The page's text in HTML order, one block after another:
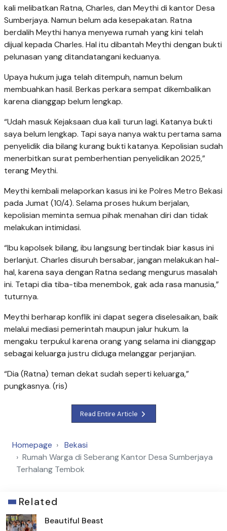
kali melibatkan Ratna, Charles, dan Meythi di kantor Desa
Sumberjaya. Namun belum ada kesepakatan. Ratna
berdalih Meythi hanya menyewa rumah yang kini telah
dijual kepada Charles. Hal itu dibantah Meythi dengan bukti
pelunasan yang ditandatangani keduanya.
Upaya hukum juga telah ditempuh, namun belum
membuahkan hasil. Berkas perkara sempat dikembalikan
karena dianggap belum lengkap.
“Udah masuk Kejaksaan dua kali turun lagi. Katanya bukti
saya belum lengkap. Tapi saya nanya waktu pertama sama
penyelidik dia bilang kurang bukti katanya. Kepolisian sudah
menerbitkan surat pemberhentian penyelidikan 2025,”
terang Meythi.
Meythi kembali melaporkan kasus ini ke Polres Metro Bekasi
pada Jumat (10/4). Selama proses hukum berjalan,
kepolisian meminta semua pihak menahan diri dan tidak
melakukan intimidasi.
“Ibu kapolsek bilang, ibu langsung bertindak biar kasus ini
berlanjut. Charles disuruh bersabar, jangan melakukan hal-
hal, karena saya dengan Ratna sedang mengurus masalah
ini. Tetapi dia tiba-tiba menembok, gak ada rasa manusia,”
tuturnya.
Meythi berharap konflik ini dapat segera diselesaikan, baik
melalui mediasi pemerintah maupun jalur hukum. Ia
mengaku terpukul karena orang yang selama ini dianggap
sebagai keluarga justru diduga melanggar perjanjian.
“Dia (Ratna) teman dekat sudah seperti keluarga,”
pungkasnya. (ris)
Read Entire Article
Homepage
Bekasi
Rumah Warga di Seberang Kantor Desa Sumberjaya
Terhalang Tembok
Related
Beautiful Beast